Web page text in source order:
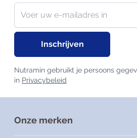
Nieuwsbrief
E-mailadres
Inschrijven
Nutramin gebruikt je persoons
in Privacybeleid
Onze merken